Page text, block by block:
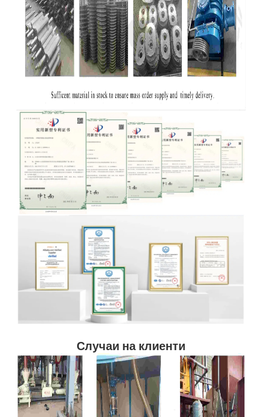
Случаи на клиенти